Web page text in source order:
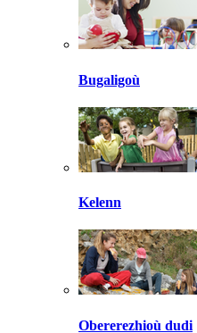
Bugaligoù
Kelenn
Obererezhioù dudi